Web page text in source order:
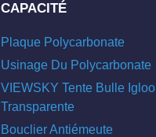
CAPACITÉ
Plaque Polycarbonate
Usinage Du Polycarbonate
VIEWSKY Tente Bulle Igloo
Transparente
Bouclier Antiémeute